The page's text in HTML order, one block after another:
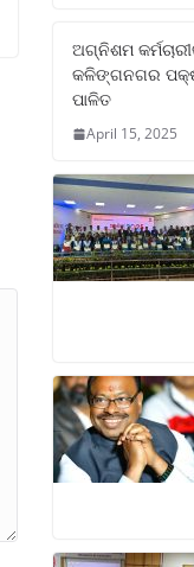
ଅଗ୍ନିଶମ
କଳିଙ୍ଗନଗର
ପାଳିତ
April 15, 2025